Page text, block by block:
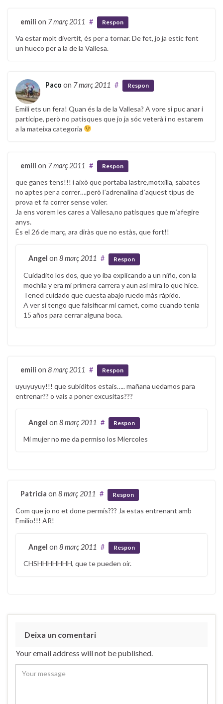
emili on 7 març 2011 # Respon
Va estar molt divertit, és per a tornar. De fet, jo ja estic fent
un hueco per a la de la Vallesa.
Paco on 7 març 2011 # Respon
Emili ets un fera! Quan és la de la Vallesa? A vore si puc anar i
participe, però no patisques que jo ja sóc veterà i no estarem
a la mateixa categoria
emili on 7 març 2011 # Respon
que ganes tens!!! i això que portaba lastre,motxilla, sabates
no aptes per a correr….però l´adrenalina d´aquest tipus de
prova et fa correr sense voler.
Ja ens vorem les cares a Vallesa,no patisques que m´afegire
anys.
És el 26 de març, ara diràs que no estàs, que fort!!
Angel on 8 març 2011 # Respon
Cuidadito los dos, que yo iba explicando a un niño, con la
mochila y era mi primera carrera y aun así mira lo que hice.
Tened cuidado que cuesta abajo ruedo más rápido.
A ver si tengo que falsificar mi carnet, como cuando tenía
15 años para cerrar alguna boca.
emili on 8 març 2011 # Respon
uyuyuyuy!!! que subiditos estais….. mañana uedamos para
entrenar?? o vais a poner excusitas???
Angel on 8 març 2011 # Respon
Mi mujer no me da permiso los Miercoles
Patricia on 8 març 2011 # Respon
Com que jo no et done permís??? Ja estas entrenant amb
Emilio!!! AR!
Angel on 8 març 2011 # Respon
CHSHHHHHHH, que te pueden oir.
Deixa un comentari
Your email address will not be published.